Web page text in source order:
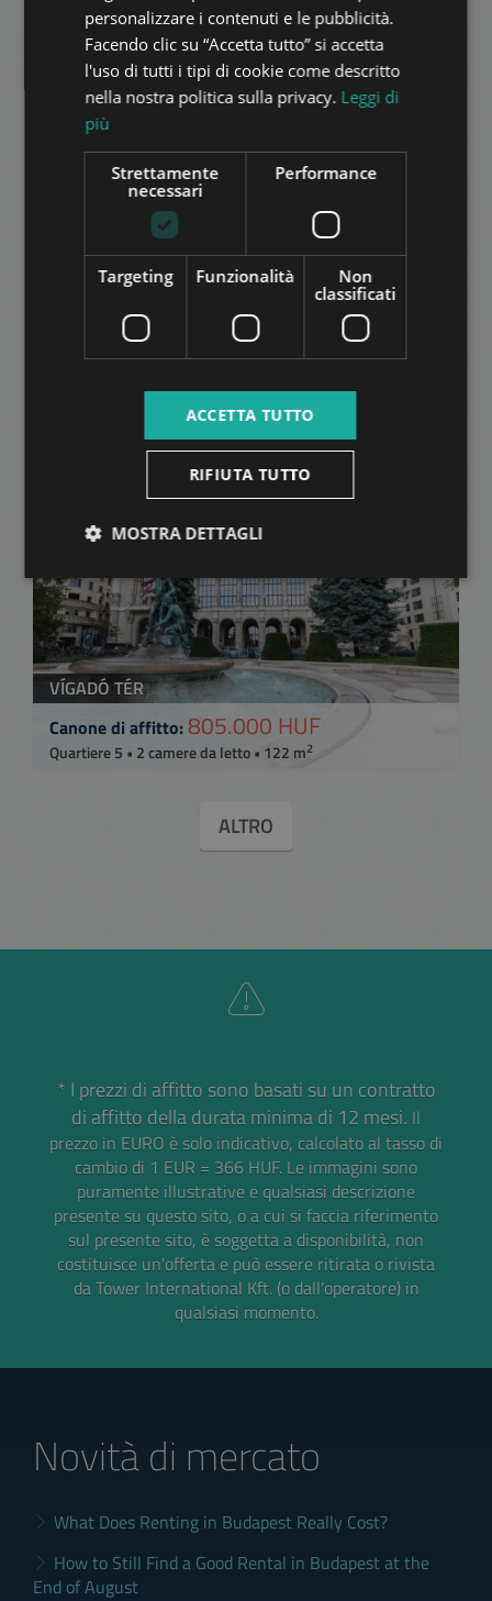
RÉGI POSTA UTCA
Canone di affitto:890.000 HUF
Quartiere 5 • 3 camere da letto • 90 m
AGGIUNGI ALLA LISTA
DEÁK FERENC TÉR
Canone di affitto:270.000 HUF
Quartiere 5 • 1 camere da letto • 51 m2
AGGIUNGI ALLA LISTA
VÍGADÓ TÉR
Canone di affitto:805.000 HUF
Quartiere 5 • 2 camere da letto • 122 m2
ALTRO
* I prezzi di affitto sono basati su un contratto
di affitto della durata minima di 12 mesi. Il
prezzo in EURO è solo indicativo, calcolato al tasso di
cambio di 1 EUR = 366 HUF. Le immagini sono
puramente illustrative e qualsiasi descrizione
presente su questo sito, o a cui si faccia riferimento
sul presente sito, è soggetta a disponibilità, non
costituisce un'offerta e può essere ritirata o rivista
da Tower International Kft. (o dall'operatore) in
qualsiasi momento.
Novità di mercato
What Does Renting in Budapest Really Cost?
How to Still Find a Good Rental in Budapest at the
End of August
FRENCH
ITALIAN
SPANISH
ARABIC
personalizzare i contenuti e le pubblicità.
Facendo clic su “Accetta tutto” si accetta
l'uso di tutti i tipi di cookie come descritto
nella nostra politica sulla privacy. Leggi di
più
Strettamente
necessari
Performance
Targeting Funzionalità
Non
classificati
ACCETTA TUTTO
RIFIUTA TUTTO
MOSTRA DETTAGLI